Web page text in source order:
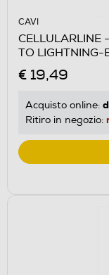
CAVI
CELLULARLINE
TO LIGHTNING-
€ 19,49
Acquisto online:
Ritiro in negozio: